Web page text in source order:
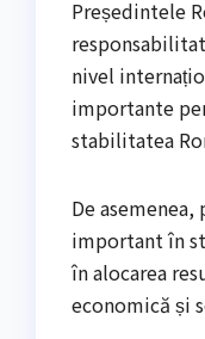
Președintele
nivel
importante
stabilitatea
De
important în
în alocarea
economică și